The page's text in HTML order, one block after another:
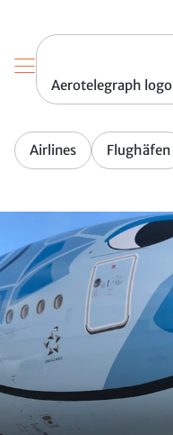
Aerotelegraph logo
Airlines Flughäfen